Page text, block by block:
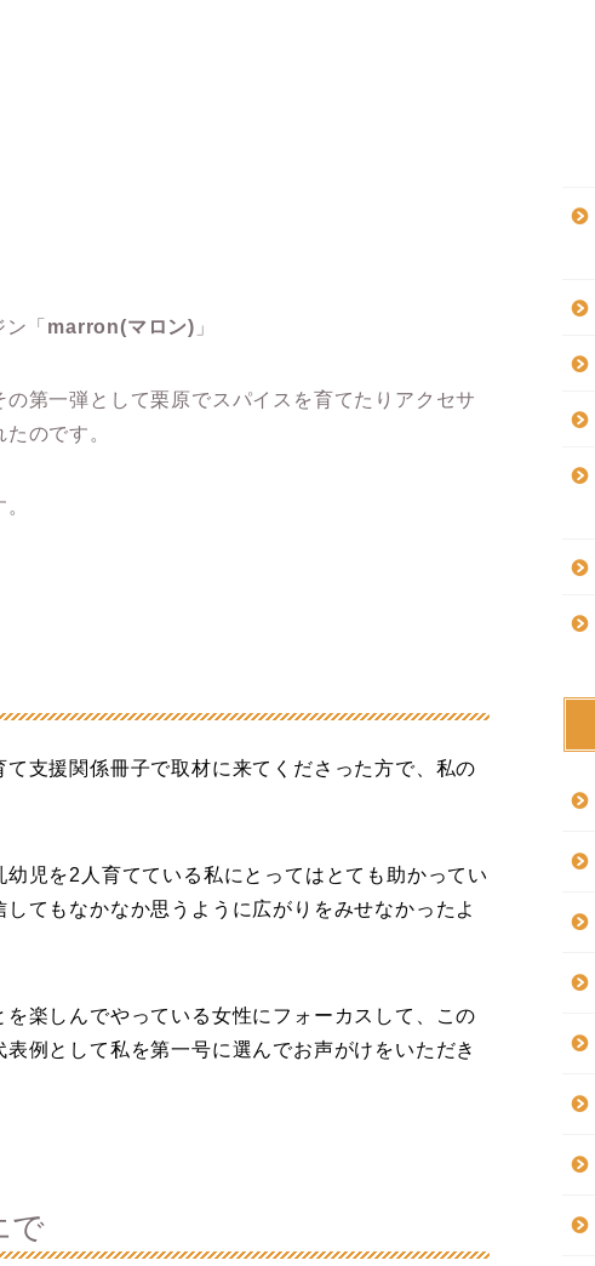
「 marron(マロン) 」
第一弾として栗原でスパイスを育てたりアクセサ
のです。
支援関係冊子で取材に来てくださった方で、私の
児を2人育てている私にとってはとても助かってい
てもなかなか思うように広がりをみせなかったよ
楽しんでやっている女性にフォーカスして、この
例として私を第一号に選んでお声がけをいただき
で